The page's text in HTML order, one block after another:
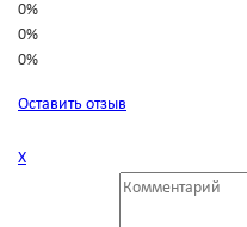
0%
0%
0%
Оставить отзыв
Х